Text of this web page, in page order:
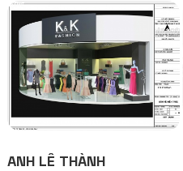
ANH LÊ THÀNH